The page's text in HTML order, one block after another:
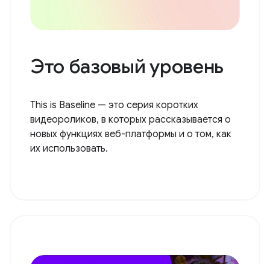
Это базовый уровень
This is Baseline — это серия коротких
видеороликов, в которых рассказывается о
новых функциях веб-платформы и о том, как
их использовать.